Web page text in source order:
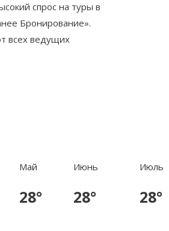
спрос на туры в
Бронирование».
всех ведущих
Май
28°
Июнь
28°
Июль
28°